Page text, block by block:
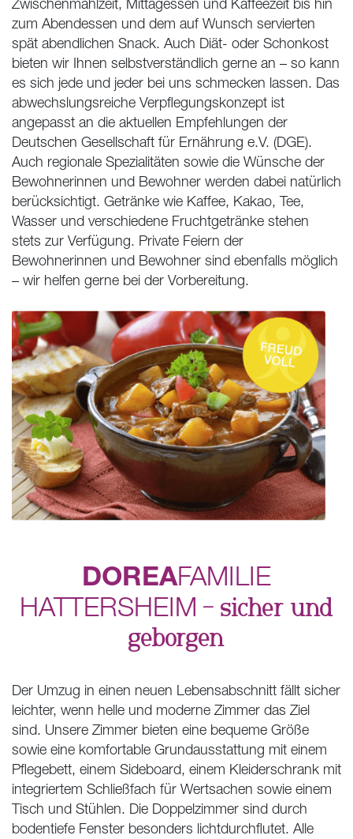
Zwischenmahlzeit, Mittagessen und Kaffeezeit bis hin
zum Abendessen und dem auf Wunsch servierten
spät abendlichen Snack. Auch Diät- oder Schonkost
bieten wir Ihnen selbstverständlich gerne an – so kann
es sich jede und jeder bei uns schmecken lassen. Das
abwechslungsreiche Verpflegungskonzept ist
angepasst an die aktuellen Empfehlungen der
Deutschen Gesellschaft für Ernährung e.V. (DGE).
Auch regionale Spezialitäten sowie die Wünsche der
Bewohnerinnen und Bewohner werden dabei natürlich
berücksichtigt. Getränke wie Kaffee, Kakao, Tee,
Wasser und verschiedene Fruchtgetränke stehen
stets zur Verfügung. Private Feiern der
Bewohnerinnen und Bewohner sind ebenfalls möglich
– wir helfen gerne bei der Vorbereitung.
DOREAFAMILIE
HATTERSHEIM – sicher und
geborgen
Der Umzug in einen neuen Lebensabschnitt fällt sicher
leichter, wenn helle und moderne Zimmer das Ziel
sind. Unsere Zimmer bieten eine bequeme Größe
sowie eine komfortable Grundausstattung mit einem
Pflegebett, einem Sideboard, einem Kleiderschrank mit
integriertem Schließfach für Wertsachen sowie einem
Tisch und Stühlen. Die Doppelzimmer sind durch
bodentiefe Fenster besonders lichtdurchflutet. Alle